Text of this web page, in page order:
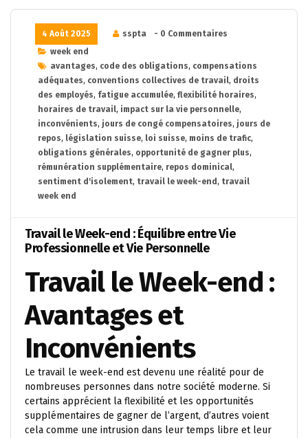
4 Août 2025 sspta
- 0 Commentaires
week end
avantages, code des obligations, compensations
adéquates, conventions collectives de travail, droits
des employés, fatigue accumulée, flexibilité horaires,
horaires de travail, impact sur la vie personnelle,
inconvénients, jours de congé compensatoires, jours de
repos, législation suisse, loi suisse, moins de trafic,
obligations générales, opportunité de gagner plus,
rémunération supplémentaire, repos dominical,
sentiment d'isolement, travail le week-end , travail
week end
Travail le Week-end : Équilibre entre Vie
Professionnelle et Vie Personnelle
Travail le Week-end :
Avantages et
Inconvénients
Le travail le week-end est devenu une réalité pour de
nombreuses personnes dans notre société moderne. Si
certains apprécient la flexibilité et les opportunités
supplémentaires de gagner de l’argent, d’autres voient
cela comme une intrusion dans leur temps libre et leur